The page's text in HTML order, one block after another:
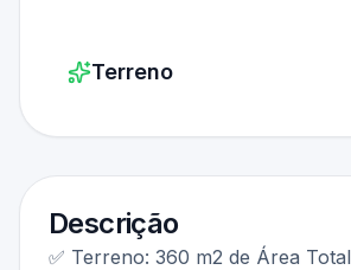
Terreno
Descrição
✅ Terreno: 360 m2 de Área Total